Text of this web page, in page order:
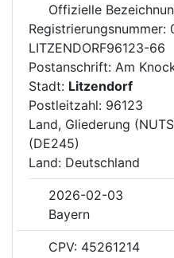
Offizielle
Registrierungsnummer:
LITZENDORF96123-66
Postanschrift: Am
Stadt: Litzendorf
Postleitzahl: 96123
Land, Gliederung
(DE245)
Land: Deutschland
2026-02-03
Bayern
CPV: 45261214